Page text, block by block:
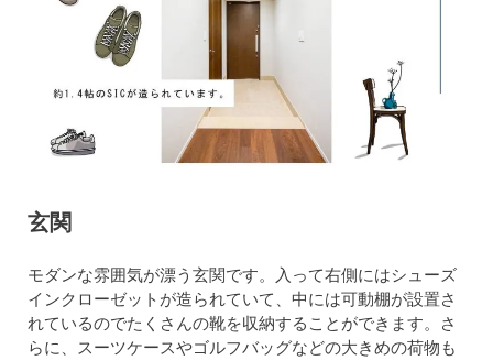
玄関
モダンな雰囲気が漂う玄関です。入って右側にはシューズ
インクローゼットが造られていて、中には可動棚が設置さ
れているのでたくさんの靴を収納することができます。さ
らに、スーツケースやゴルフバッグなどの大きめの荷物も